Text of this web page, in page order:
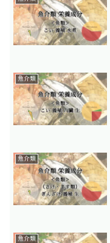
魚介類
魚介類
魚介類